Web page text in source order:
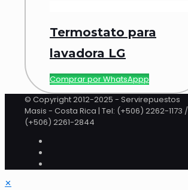
Termostato para
lavadora LG
Comprar por WhatsAppp
© Copyright 2012-2025 - Servirepuestos
Masis - Costa Rica | Tel: (+506) 2262-1173 /
(+506) 2261-2844
✕